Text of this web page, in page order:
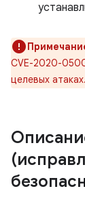
CVE-2020-
целевых атаках.